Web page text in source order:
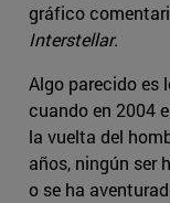
gráfico
Interstellar.
Algo parecido es
cuando en 2004
la vuelta del
años, ningún ser
o se ha